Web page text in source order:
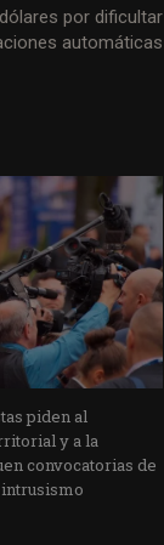
por dificultar
automáticas
piden al
y a la
convocatorias de